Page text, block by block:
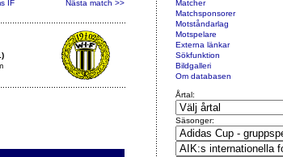
IF Nästa match >>
Matcher
Matchsponsorer
Motståndarlag
Motspelare
Externa länkar
Sökfunktion
Bildgalleri
Om databasen
Årtal:
Säsonger: